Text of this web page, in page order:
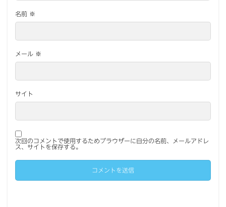
名前 ※
メール ※
サイト
次回のコメントで使用するためブラウザーに自分の名前、メールアドレ
ス、サイトを保存する。